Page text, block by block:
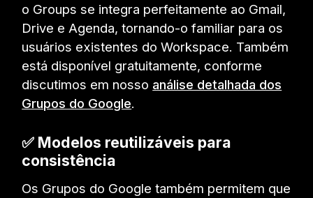
o Groups se integra perfeitamente ao Gmail,
Drive e Agenda, tornando-o familiar para os
usuários existentes do Workspace. Também
está disponível gratuitamente, conforme
discutimos em nosso análise detalhada dos
Grupos do Google.
✅ Modelos reutilizáveis para
consistência
Os Grupos do Google também permitem que